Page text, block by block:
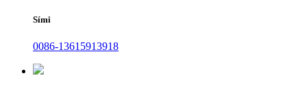
Sími
0086-13615913918